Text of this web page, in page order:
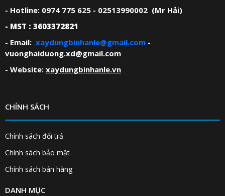
- Hotline: 0974 775 625 - 02513990002 (Mr Hải)
- MST : 3603372821
- Email: xaydungbinhanle@gmail.com -
vuonghaiduong.xd@gmail.com
- Website: xaydungbinhanle.vn
CHÍNH SÁCH
Chính sách đổi trả
Chính sách bảo mật
Chính sách bán hàng
DANH MỤC